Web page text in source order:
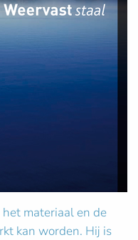
materiaal en de
kan worden. Hij is